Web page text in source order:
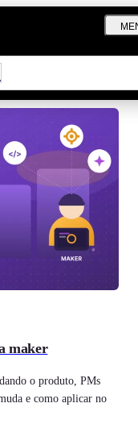
maker
o produto, PMs
e como aplicar no